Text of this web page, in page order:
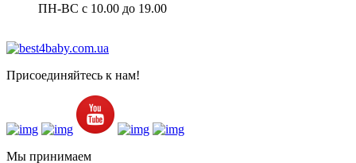
ПН-ВС с 10.00 до 19.00
Присоединяйтесь к нам!
Мы принимаем